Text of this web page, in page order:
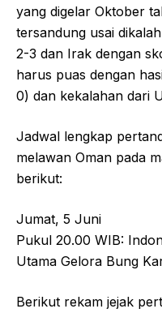
yang digelar Oktober
tersandung usai
2-3 dan Irak dengan
harus puas dengan
0) dan kekalahan dari
Jadwal lengkap
melawan Oman pada
berikut:
Jumat, 5 Juni
Pukul 20.00 WIB:
Utama Gelora Bung
Berikut rekam jejak